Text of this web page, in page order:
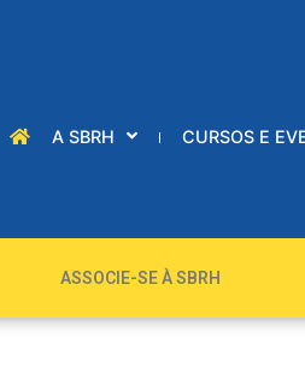
A SBRH CURSOS E
ASSOCIE-SE À SBRH